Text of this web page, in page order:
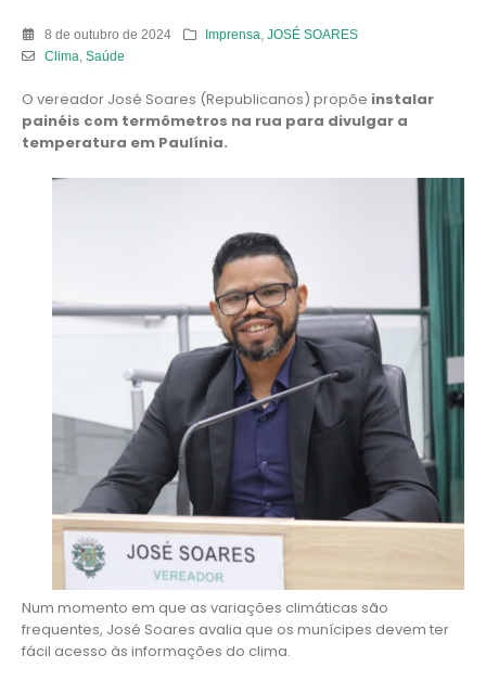
8 de outubro de 2024 Imprensa ,JOSÉ SOARES
Clima Saúde
O vereador José Soares (Republicanos) propõe instalar
painéis com termômetros na rua para divulgar a
temperatura em Paulínia.
Num momento em que as variações climáticas são
frequentes, José Soares avalia que os munícipes devem ter
fácil acesso às informações do clima.